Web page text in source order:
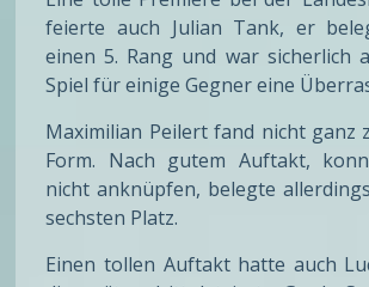
feierte auch Julian Tank, er
einen 5. Rang und war sicherlich
Spiel für einige Gegner eine
Maximilian Peilert fand nicht ganz
Form. Nach gutem Auftakt,
nicht anknüpfen, belegte
sechsten Platz.
Einen tollen Auftakt hatte auch